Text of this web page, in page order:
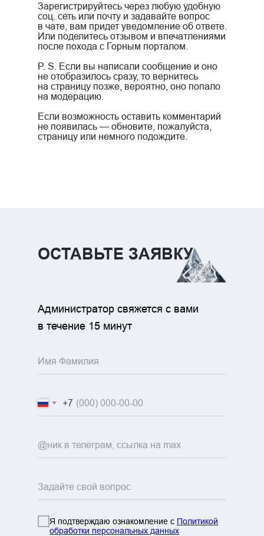
Зарегистрируйтесь через любую удобную
соц. сеть или почту и задавайте вопрос
в чате, вам придет уведомление об ответе.
Или поделитесь отзывом и впечатлениями
после похода с Горным порталом.
P. S. Если вы написали сообщение и оно
не отобразилось сразу, то вернитесь
на страницу позже, вероятно, оно попало
на модерацию.
Если возможность оставить комментарий
не появилась — обновите, пожалуйста,
страницу или немного подождите.
ОСТАВЬТЕ ЗАЯВКУ
Администратор свяжется с вами
в течение 15 минут
+7
Я подтверждаю ознакомление с Политикой
обработки персональных данных